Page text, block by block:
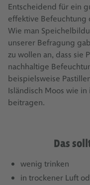
Entscheidend für ein
effektive Befeuchtung
Wie man
unserer Befragung
zu wollen an, dass sie
nachhaltige
beispielsweise
Isländisch Moos wie in
beitragen.
Das
wenig trinken
in trockener Luft